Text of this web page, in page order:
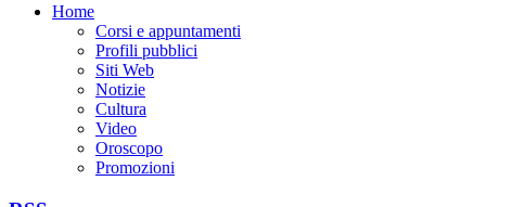
Home
Corsi e appuntamenti
Profili pubblici
Siti Web
Notizie
Cultura
Video
Oroscopo
Promozioni